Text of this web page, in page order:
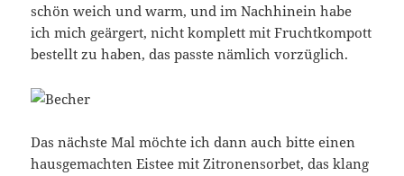
schön weich und warm, und im Nachhinein habe
ich mich geärgert, nicht komplett mit Fruchtkompott
bestellt zu haben, das passte nämlich vorzüglich.
Das nächste Mal möchte ich dann auch bitte einen
hausgemachten Eistee mit Zitronensorbet, das klang